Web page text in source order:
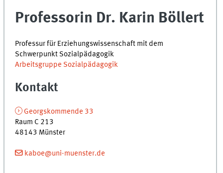
Professorin Dr. Karin Böllert
Professur für Erziehungswissenschaft mit dem
Schwerpunkt Sozialpädagogik
Arbeitsgruppe Sozialpädagogik
Kontakt
Georgskommende 33
Raum C 213
48143 Münster
kaboe@uni-muenster.de